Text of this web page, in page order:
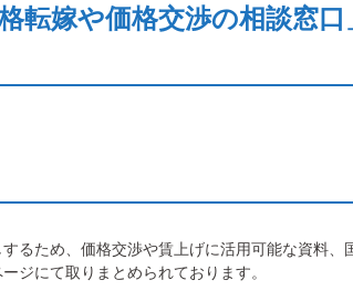
転嫁や価格交渉の相談窓
るため、価格交渉や賃上げに活用可能な資料、
ジにて取りまとめられております。